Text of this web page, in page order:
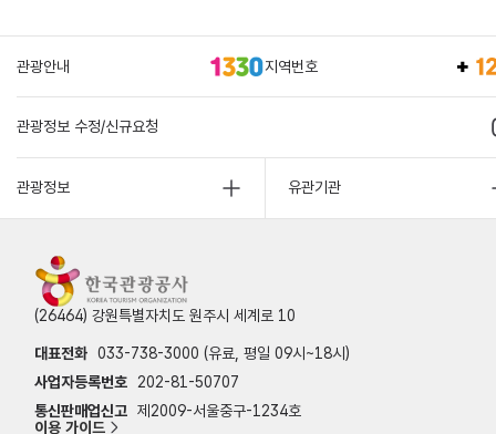
관광안내 지역번호
관광정보 수정/신규요청
관광정보 유관기관
(26464) 강원특별자치도 원주시 세계로 10
대표전화 033-738-3000 (유료, 평일 09시~18시)
사업자등록번호
202-81-50707
통신판매업신고 제2009-서울중구-1234호
이용 가이드